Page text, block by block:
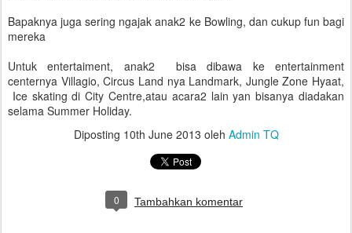
Bapaknya juga sering ngajak anak2 ke Bowling, dan cukup fun bagi
mereka
Untuk entertaiment, anak2 bisa dibawa ke entertainment
centernya Villagio, Circus Land nya Landmark, Jungle Zone Hyaat,
Ice skating di City Centre,atau acara2 lain yan bisanya diadakan
selama Summer Holiday.
Diposting 10th June 2013 oleh Admin TQ
0 Tambahkan komentar